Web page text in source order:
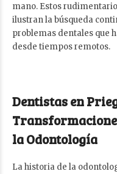
mano. Estos
ilustran la búsqueda
problemas dentales que
desde tiempos remotos.
Dentistas en
la Odontología
La historia de la